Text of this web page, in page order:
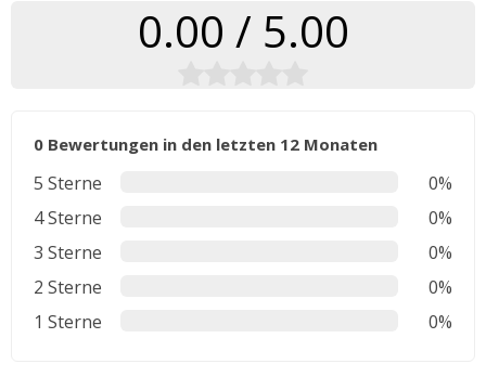
0.00 / 5.00
0 Bewertungen in den letzten 12 Monaten
5 Sterne
0%
4 Sterne
0%
3 Sterne
0%
2 Sterne
0%
1 Sterne
0%